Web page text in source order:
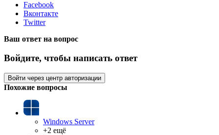
Facebook
Вконтакте
Twitter
Ваш ответ на вопрос
Войдите, чтобы написать ответ
Войти через центр авторизации
Похожие вопросы
Windows Server
+2 ещё